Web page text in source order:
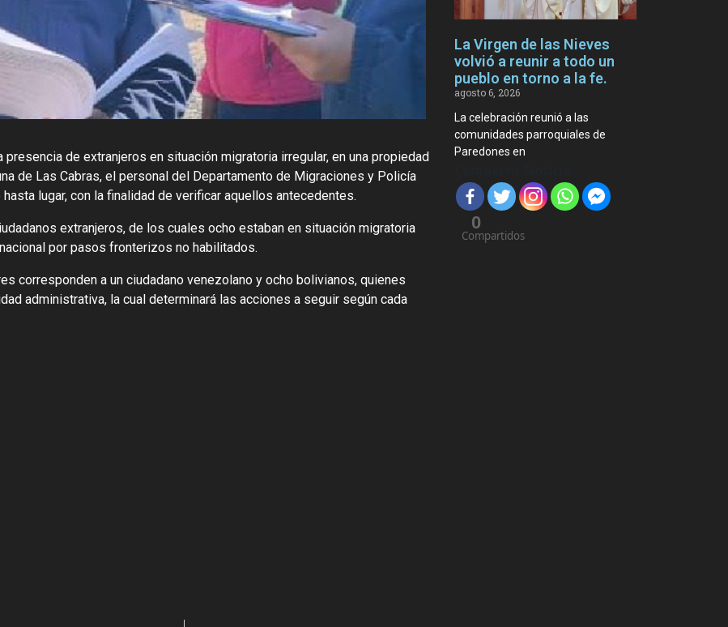
de extranjeros en situación migratoria irregular, en una propiedad
de Las Cabras, el personal del Departamento de Migraciones y Policía
lugar, con la finalidad de verificar aquellos antecedentes.
extranjeros, de los cuales ocho estaban en situación migratoria
por pasos fronterizos no habilitados.
corresponden a un ciudadano venezolano y ocho bolivianos, quienes
administrativa, la cual determinará las acciones a seguir según cada
La Virgen de las Nieves
volvió a reunir a todo un
pueblo en torno a la fe.
agosto 6, 2026
La celebración reunió a las
comunidades parroquiales de
Paredones en
0
Compartidos